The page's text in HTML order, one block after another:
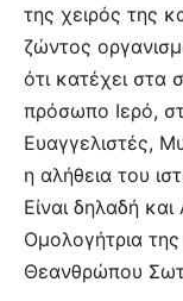
της χειρός της
ζώντος
ότι κατέχει στα
πρόσωπο Ιερό,
Ευαγγελιστές,
η αλήθεια του
Είναι δηλαδή
Ομολογήτρια
Θεανθρώπου